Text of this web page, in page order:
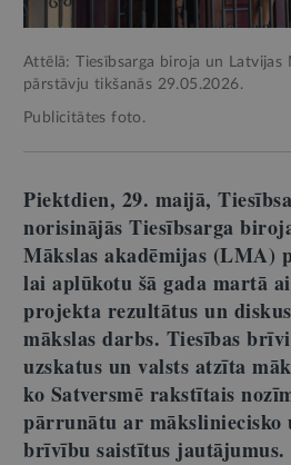
Attēlā: Tiesībsarga biroja un Latvijas
pārstāvju tikšanās 29.05.2026.
Publicitātes foto.
Piektdien, 29. maijā,
norisinājās Tiesībsarga
Mākslas akadēmijas (LMA)
lai aplūkotu šā gada martā
projekta rezultātus un
mākslas darbs. Tiesības
uzskatus un valsts atzīta
ko Satversmē rakstītais
pārrunātu ar māksliniecisko
brīvību saistītus jautājumus.